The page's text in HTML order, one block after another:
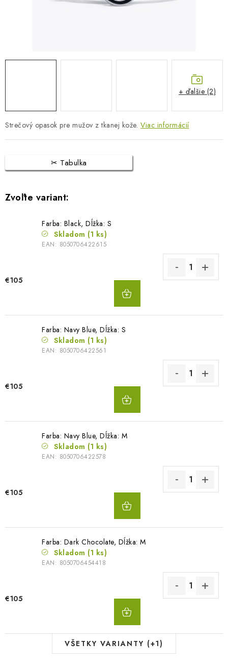
Obchodné podmienky
Dodacie podmienky
Podmienky ochrany osobných údajov
Napíšte nám
Strečový opasok pre mužov z tkanej kože. Viac informácií
Tabulka
Farba: Black, Dĺžka: S
Skladom (1 ks)
EAN: 8050706422615
€105
Farba: Navy Blue, Dĺžka: S
Skladom (1 ks)
EAN: 8050706422561
€105
Farba: Navy Blue, Dĺžka: M
Skladom (1 ks)
EAN: 8050706422578
€105
Farba: Dark Chocolate, Dĺžka: M
Skladom (1 ks)
EAN: 8050706454418
€105
VŠETKY VARIANTY (+1)
+ ďalšie (2)